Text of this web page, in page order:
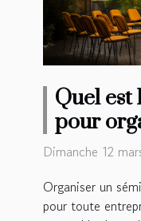
Quel
pour
Dimanche 12
Organiser un
pour toute